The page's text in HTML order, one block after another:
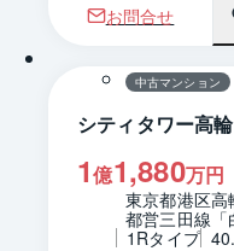
お問合せ
中古マンション
シティタワー高輪
1億1,880万円
東京都港区高
都営三田線
1Rタイプ